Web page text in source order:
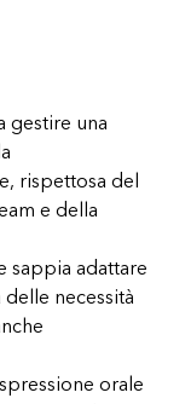
gestire una
rispettosa del
e della
sappia adattare
necessità
orale